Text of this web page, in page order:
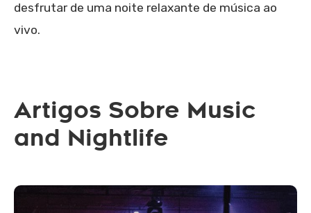
desfrutar de uma noite relaxante de música ao
vivo.
Artigos Sobre Music
and Nightlife